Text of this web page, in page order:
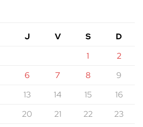
J V S
D
1
2
6 7 8
9
13 14 15
16
20 21 22
23